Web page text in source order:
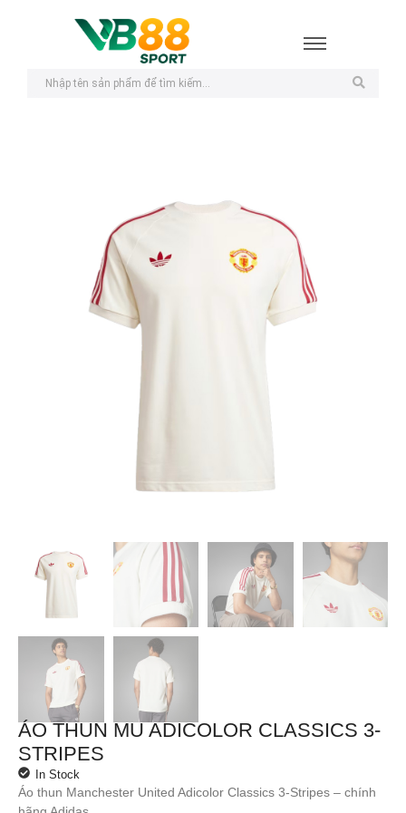
ÁO THUN MU ADICOLOR CLASSICS 3-
STRIPES
In Stock
Áo thun Manchester United Adicolor Classics 3-Stripes – chính